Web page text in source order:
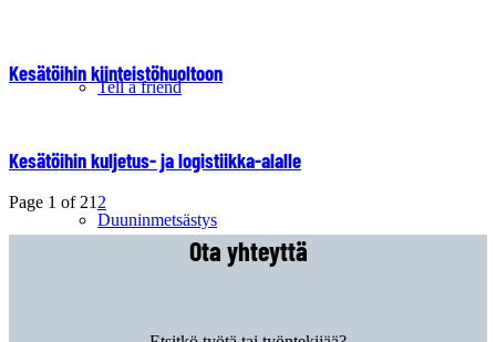
Tell a friend
Duuninmetsästys
Kesätöihin kiinteistöhuoltoon
Kesätöihin kuljetus- ja logistiikka-alalle
Page 1 of 21 2
Ota yhteyttä